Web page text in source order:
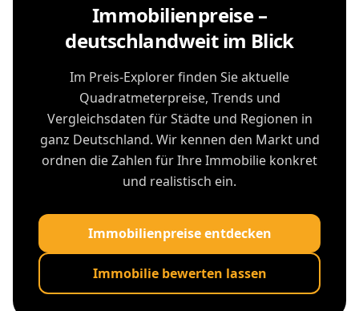
Immobilienpreise –
deutschlandweit im Blick
Im Preis-Explorer finden Sie aktuelle
Quadratmeterpreise, Trends und
Vergleichsdaten für Städte und Regionen in
ganz Deutschland. Wir kennen den Markt und
ordnen die Zahlen für Ihre Immobilie konkret
und realistisch ein.
Immobilienpreise entdecken
Immobilie bewerten lassen